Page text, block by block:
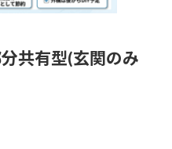
共有型(玄関のみ